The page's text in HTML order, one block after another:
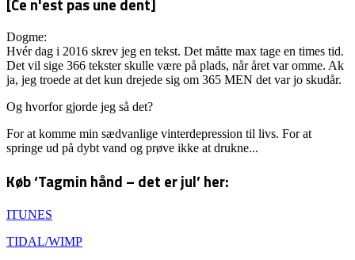
Dogme:
Hvér dag i 2016 skrev jeg en tekst. Det måtte max tage en times tid.
Det vil sige 366 tekster skulle være på plads, når året var omme. Ak
ja, jeg troede at det kun drejede sig om 365 MEN det var jo skudår.
Og hvorfor gjorde jeg så det?
For at komme min sædvanlige vinterdepression til livs. For at
springe ud på dybt vand og prøve ikke at drukne...
Køb ‘Tagmin hånd – det er jul’ her:
ITUNES
TIDAL/WIMP